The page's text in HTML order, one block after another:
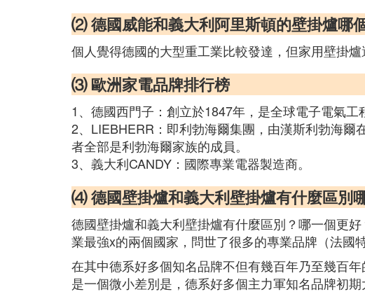
⑵ 德國威能和義大利阿里斯頓的壁掛爐哪
個人覺得德國的大型重工業比較發達，但家用壁掛
⑶ 歐洲家電品牌排行榜
1、德國西門子：創立於1847年，是全球電子電氣工
2、LIEBHERR：即利勃海爾集團，由漢斯利勃海
者全部是利勃海爾家族的成員。
3、義大利CANDY：國際專業電器製造商。
⑷ 德國壁掛爐和義大利壁掛爐有什麼區別
德國壁掛爐和義大利壁掛爐有什麼區別？哪一個更
業最強x的兩個國家，問世了很多的專業品牌（法國
在其中德系好多個知名品牌不但有幾百年乃至幾百
是一個微小差別是，德系好多個主力軍知名品牌初